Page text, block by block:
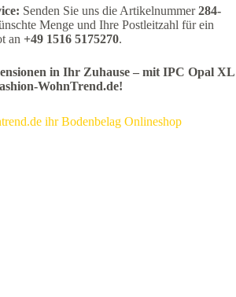
Senden Sie uns die Artikelnummer284-
Menge und Ihre Postleitzahl für ein
an +49 1516 5175270.
in Ihr Zuhause – mit IPC Opal XL
WohnTrend.de!
ihr Bodenbelag Onlineshop